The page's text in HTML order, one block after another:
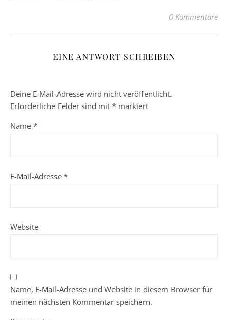
0 Kommentare
EINE ANTWORT SCHREIBEN
Deine E-Mail-Adresse wird nicht veröffentlicht.
Erforderliche Felder sind mit * markiert
Name *
E-Mail-Adresse *
Website
Name, E-Mail-Adresse und Website in diesem Browser für
meinen nächsten Kommentar speichern.